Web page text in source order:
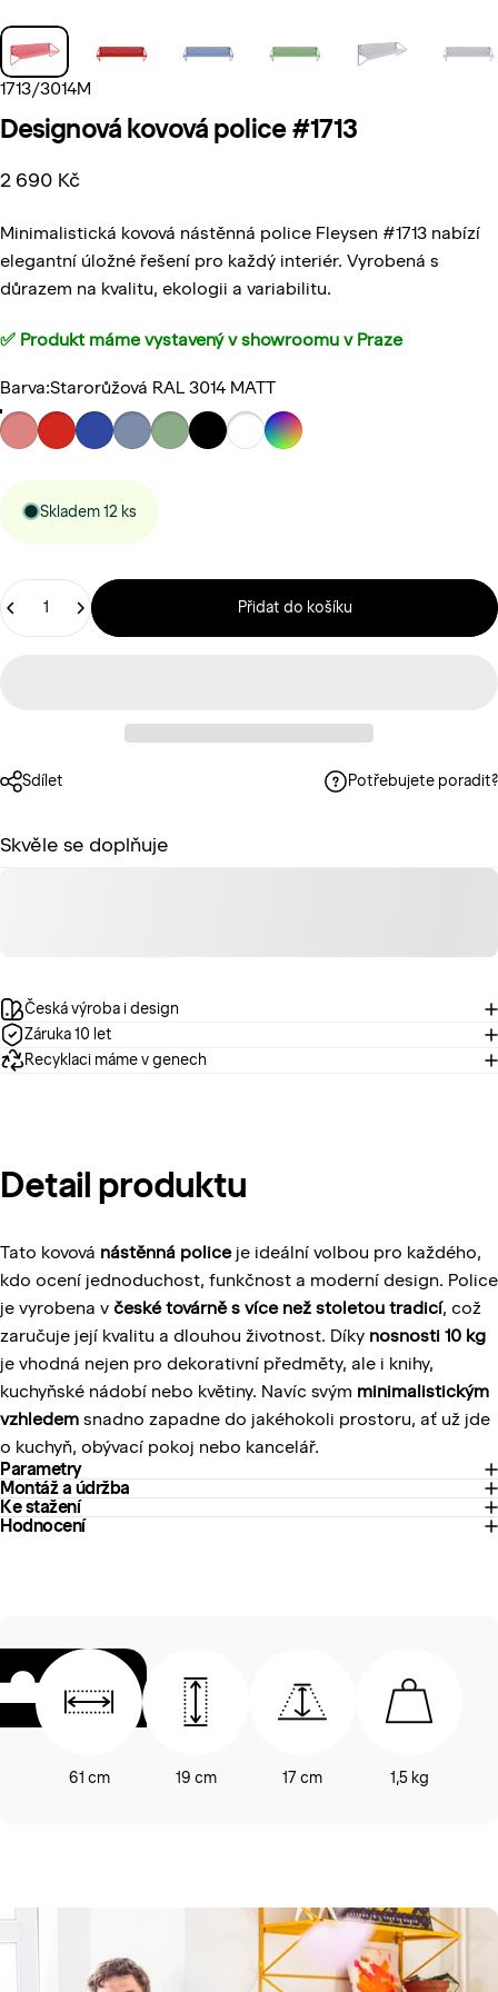
1713/3014M
Designová kovová police#1713
2 690 Kč
Minimalistická kovová nástěnná police Fleysen #1713 nabízí
elegantní úložné řešení pro každý interiér. Vyrobená s
důrazem na kvalitu, ekologii a variabilitu.
✅ Produkt máme vystavený vshowroomu v Praze
Barva
Barva:Starorůžová RAL 3014 MATT
Skladem 12 ks
Štítek
Přidat do košíku
Sdílet Potřebujete poradit?
Skvěle se doplňuje
Česká výroba i design
Záruka 10 let
Recyklaci máme v genech
Detail produktu
Tato kovová nástěnná policeje ideální volbou pro každého,
kdo ocení jednoduchost, funkčnost a moderní design. Police
je vyrobena v české továrně s více než stoletou tradicí, což
zaručuje její kvalitu a dlouhou životnost. Díky nosnosti 10 kg
je vhodná nejen pro dekorativní předměty, ale i knihy,
kuchyňské nádobí nebo květiny. Navíc svým minimalistickým
vzhledem snadno zapadne do jakéhokoli prostoru, ať už jde
o kuchyň, obývací pokoj nebo kancelář.
Parametry
Montáž a údržba
Ke stažení
Hodnocení
61 cm 19 cm 17 cm 1,5 kg